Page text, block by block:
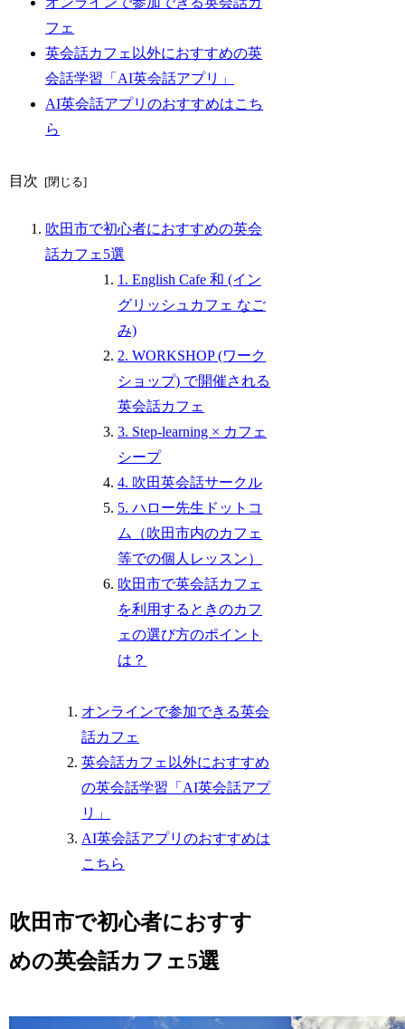
フェ
英会話カフェ以外におすすめの英
会話学習「AI英会話アプリ」
AI英会話アプリのおすすめはこち
ら
目次
吹田市で初心者におすすめの英会
話カフェ5選
1. English Cafe 和 (イン
グリッシュカフェ なご
み)
2. WORKSHOP (ワーク
ショップ) で開催される
英会話カフェ
3. Step-learning × カフェ
シープ
4. 吹田英会話サークル
5. ハロー先生ドットコ
ム（吹田市内のカフェ
等での個人レッスン）
吹田市で英会話カフェ
を利用するときのカフ
ェの選び方のポイント
は？
オンラインで参加できる英会
話カフェ
英会話カフェ以外におすすめ
の英会話学習「AI英会話アプ
リ」
AI英会話アプリのおすすめは
こちら
吹田市で初心者におすす
めの英会話カフェ5選